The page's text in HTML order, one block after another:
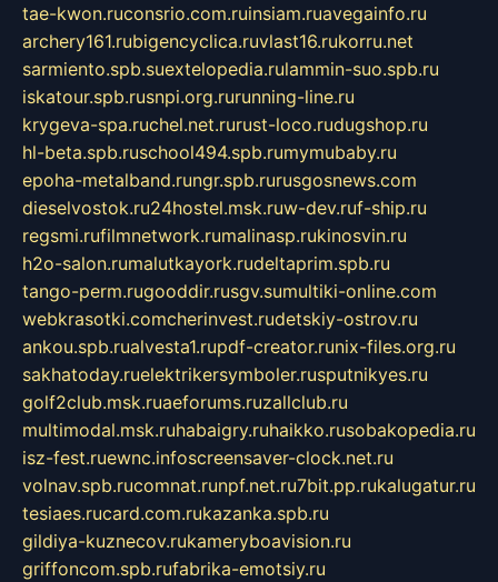
tae-kwon.ruconsrio.com.ruinsiam.ruavegainfo.ru
archery161.rubigencyclica.ruvlast16.rukorru.net
sarmiento.spb.suextelopedia.rulammin-suo.spb.ru
iskatour.spb.rusnpi.org.rurunning-line.ru
krygeva-spa.ruchel.net.rurust-loco.rudugshop.ru
hl-beta.spb.ruschool494.spb.rumymubaby.ru
epoha-metalband.rungr.spb.rurusgosnews.com
dieselvostok.ru24hostel.msk.ruw-dev.ruf-ship.ru
regsmi.rufilmnetwork.rumalinasp.rukinosvin.ru
h2o-salon.rumalutkayork.rudeltaprim.spb.ru
tango-perm.rugooddir.rusgv.sumultiki-online.com
webkrasotki.comcherinvest.rudetskiy-ostrov.ru
ankou.spb.rualvesta1.rupdf-creator.runix-files.org.ru
sakhatoday.ruelektrikersymboler.rusputnikyes.ru
golf2club.msk.ruaeforums.ruzallclub.ru
multimodal.msk.ruhabaigry.ruhaikko.rusobakopedia.ru
isz-fest.ruewnc.infoscreensaver-clock.net.ru
volnav.spb.rucomnat.runpf.net.ru7bit.pp.rukalugatur.ru
tesiaes.rucard.com.rukazanka.spb.ru
gildiya-kuznecov.rukameryboavision.ru
griffoncom.spb.rufabrika-emotsiy.ru